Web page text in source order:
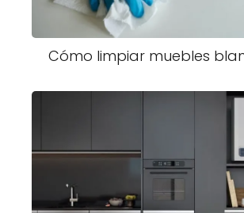
Cómo limpiar muebles